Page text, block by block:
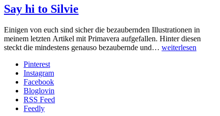
Say hi to Silvie
Einigen von euch sind sicher die bezaubernden Illustrationen in
meinem letzten Artikel mit Primavera aufgefallen. Hinter diesen
steckt die mindestens genauso bezaubernde und… weiterlesen
Pinterest
Instagram
Facebook
Bloglovin
RSS Feed
Feedly